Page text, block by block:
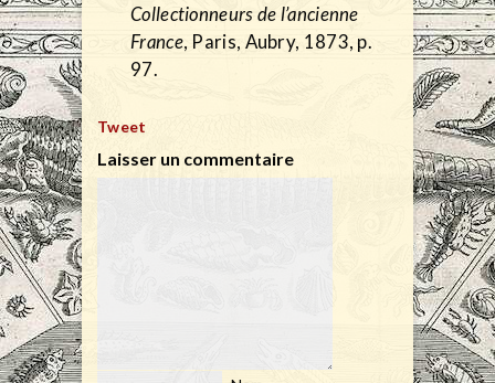
Collectionneurs de l’ancienne
France, Paris, Aubry, 1873, p.
97.
Tweet
Laisser un commentaire